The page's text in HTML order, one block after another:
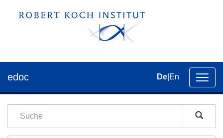
der
edoc De En